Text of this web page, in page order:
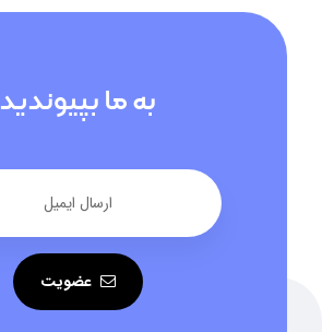
به ما بپیوندید
عضویت